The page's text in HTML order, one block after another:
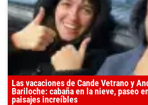
Las vacaciones de Cande Vetrano y
Bariloche: cabaña en la nieve, paseo
paisajes increíbles